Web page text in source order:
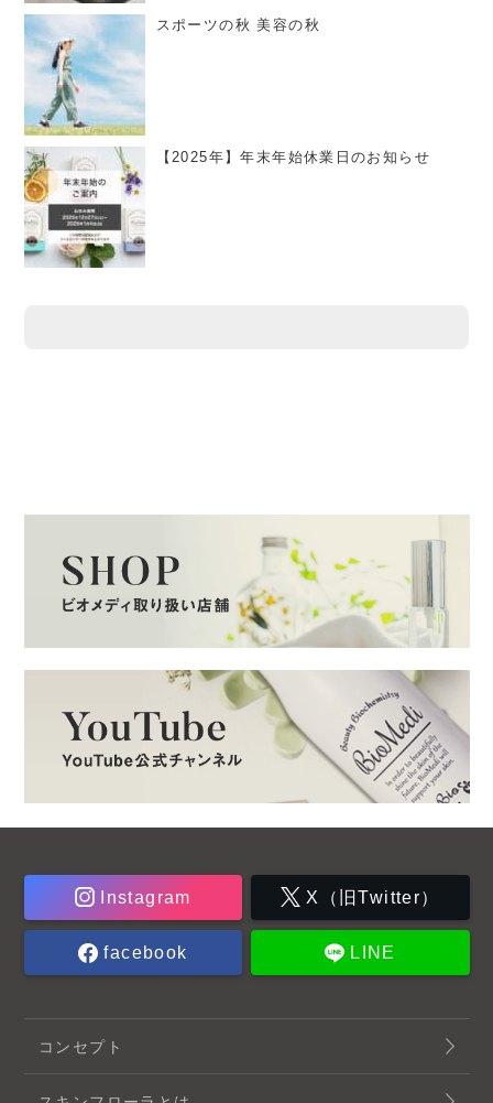
スポーツの秋 美容の秋
【2025年】年末年始休業日のお知らせ
Instagram X（旧Twitter）
facebook LINE
コンセプト